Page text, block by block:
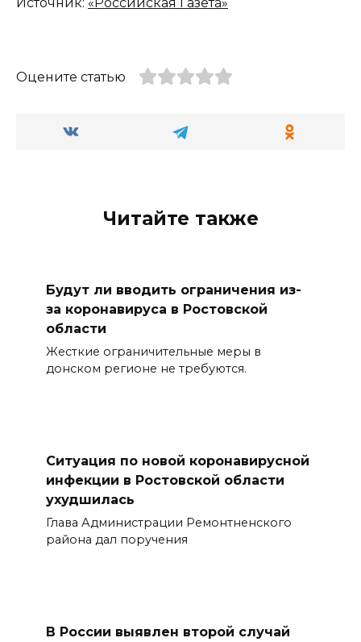
Оцените статью
Читайте также
Будут ли вводить ограничения из-
за коронавируса в Ростовской
области
Жесткие ограничительные меры в
донском регионе не требуются.
Ситуация по новой коронавирусной
инфекции в Ростовской области
ухудшилась
Глава Администрации Ремонтненского
района дал поручения
В России выявлен второй случай